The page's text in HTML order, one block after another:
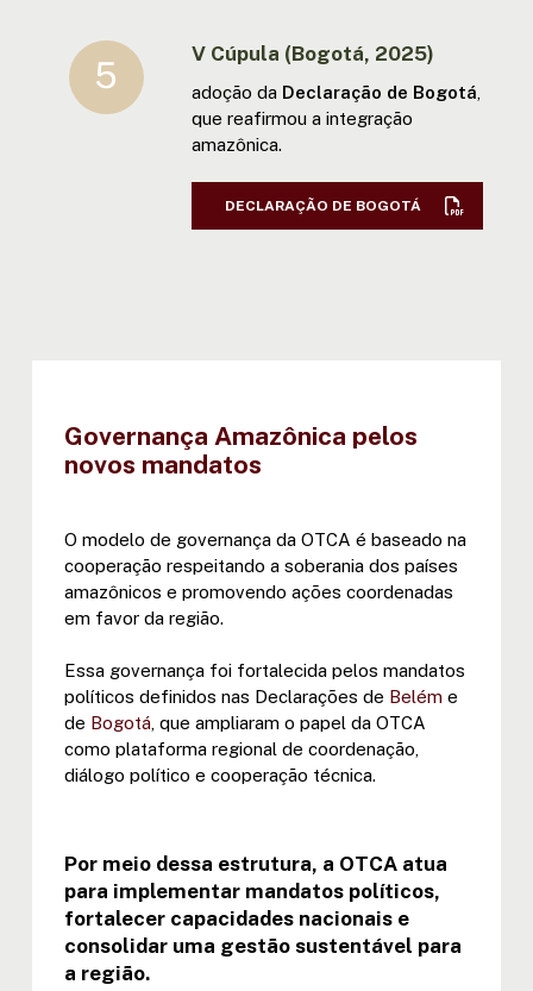
V Cúpula (Bogotá, 2025)
adoção da Declaração de Bogotá
que reafirmou a integração
amazônica.
DECLARAÇÃO DE BOGOTÁ
Governança Amazônica pelos
novos mandatos
O modelo de governança da OTCA é baseado na
cooperação respeitando a soberania dos países
amazônicos e promovendo ações coordenadas
em favor da região.
Essa governança foi fortalecida pelos mandatos
políticos definidos nas Declarações de Beléme
de Bogotá, que ampliaram o papel da OTCA
como plataforma regional de coordenação,
diálogo político e cooperação técnica.
Por meio dessa estrutura, a OTCA atua
para implementar mandatos políticos,
fortalecer capacidades nacionais e
consolidar uma gestão sustentável para
a região.